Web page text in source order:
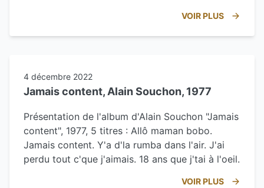
VOIR PLUS
4 décembre 2022
Jamais content, Alain Souchon, 1977
Présentation de l'album d'Alain Souchon "Jamais
content", 1977, 5 titres : Allô maman bobo.
Jamais content. Y'a d'la rumba dans l'air. J'ai
perdu tout c'que j'aimais. 18 ans que j'tai à l'oeil.
VOIR PLUS